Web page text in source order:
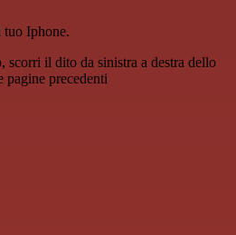
tuo Iphone.
scorri il dito da sinistra a destra dello
pagine precedenti